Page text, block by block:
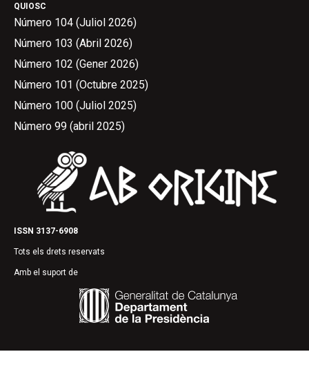
ISSN 3137-6908
Tots els drets reservats
Amb el suport de
QUIOSC
Número 104 (Juliol 2026)
Número 103 (Abril 2026)
Número 102 (Gener 2026)
Número 101 (Octubre 2025)
Número 100 (Juliol 2025)
Número 99 (abril 2025)